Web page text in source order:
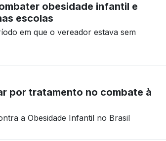
obesidade infantil e
escolas
em que o vereador estava sem
por tratamento no combate à
a Obesidade Infantil no Brasil